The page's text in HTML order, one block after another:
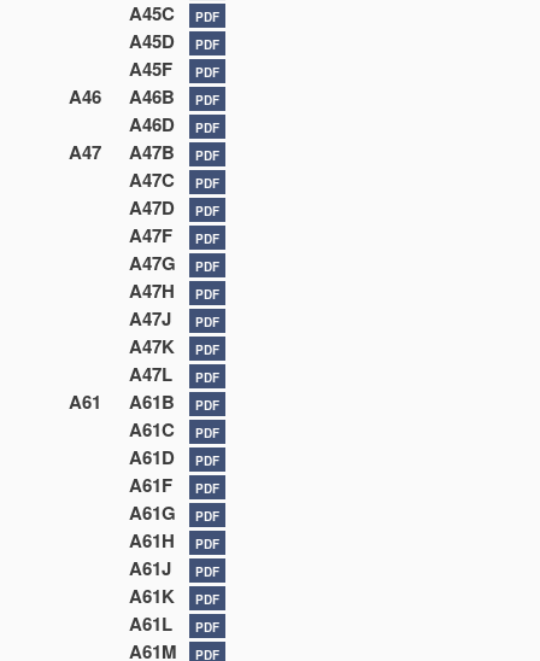
A45C PDF
A45D PDF
A45F PDF
A46 A46B PDF
A46D PDF
A47 A47B PDF
A47C PDF
A47D PDF
A47F PDF
A47G PDF
A47H PDF
A47J PDF
A47K PDF
A47L PDF
A61 A61B PDF
A61C PDF
A61D PDF
A61F PDF
A61G PDF
A61H PDF
A61J PDF
A61K PDF
A61L PDF
A61M PDF